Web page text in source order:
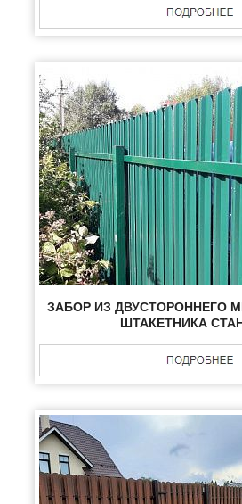
ЗАБОР ИЗ ДВУСТОРОННЕГО
ШТАКЕТНИКА